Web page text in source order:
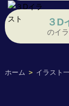
ホーム > イラスト
３D
のイ